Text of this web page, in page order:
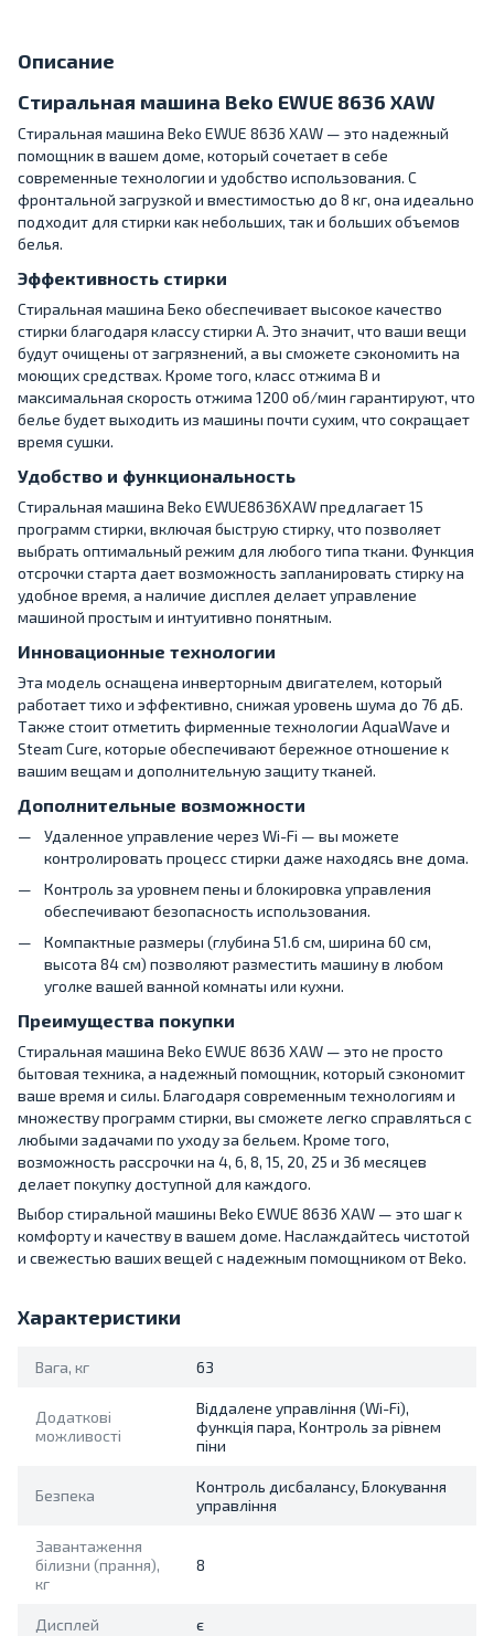
Описание
Стиральная машина Beko EWUE 8636 XAW
Стиральная машина Beko EWUE 8636 XAW — это надежный
помощник в вашем доме, который сочетает в себе
современные технологии и удобство использования. С
фронтальной загрузкой и вместимостью до 8 кг, она идеально
подходит для стирки как небольших, так и больших объемов
белья.
Эффективность стирки
Стиральная машина Беко обеспечивает высокое качество
стирки благодаря классу стирки A. Это значит, что ваши вещи
будут очищены от загрязнений, а вы сможете сэкономить на
моющих средствах. Кроме того, класс отжима B и
максимальная скорость отжима 1200 об/мин гарантируют, что
белье будет выходить из машины почти сухим, что сокращает
время сушки.
Удобство и функциональность
Стиральная машина Beko EWUE8636XAW предлагает 15
программ стирки, включая быструю стирку, что позволяет
выбрать оптимальный режим для любого типа ткани. Функция
отсрочки старта дает возможность запланировать стирку на
удобное время, а наличие дисплея делает управление
машиной простым и интуитивно понятным.
Инновационные технологии
Эта модель оснащена инверторным двигателем, который
работает тихо и эффективно, снижая уровень шума до 76 дБ.
Также стоит отметить фирменные технологии AquaWave и
Steam Cure, которые обеспечивают бережное отношение к
вашим вещам и дополнительную защиту тканей.
Дополнительные возможности
Удаленное управление через Wi-Fi — вы можете
контролировать процесс стирки даже находясь вне дома.
Контроль за уровнем пены и блокировка управления
обеспечивают безопасность использования.
Компактные размеры (глубина 51.6 см, ширина 60 см,
высота 84 см) позволяют разместить машину в любом
уголке вашей ванной комнаты или кухни.
Преимущества покупки
Стиральная машина Beko EWUE 8636 XAW — это не просто
бытовая техника, а надежный помощник, который сэкономит
ваше время и силы. Благодаря современным технологиям и
множеству программ стирки, вы сможете легко справляться с
любыми задачами по уходу за бельем. Кроме того,
возможность рассрочки на 4, 6, 8, 15, 20, 25 и 36 месяцев
делает покупку доступной для каждого.
Выбор стиральной машины Beko EWUE 8636 XAW — это шаг к
комфорту и качеству в вашем доме. Наслаждайтесь чистотой
и свежестью ваших вещей с надежным помощником от Beko.
Характеристики
Вага, кг 63
Додаткові
можливості
Віддалене управління (Wi-Fi),
функція пара, Контроль за рівнем
піни
Безпека
Контроль дисбалансу, Блокування
управління
Завантаження
білизни (прання),
кг
8
Дисплей є